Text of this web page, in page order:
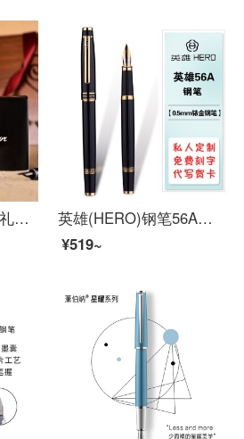
英雄（HERO）钢笔礼盒练字书写书法美工笔弯尖螺旋钢笔套装吉祥如意铱金笔礼品定制刻字送礼物 【英雄墨水】非碳素50ML 附带原装墨水
英雄(HERO)钢笔56A弯尖书法美工笔学生用练字书写商务办公铱金钢笔礼盒装节日送礼企业订制免费免费 0.5mm直尖铱金笔
¥519~